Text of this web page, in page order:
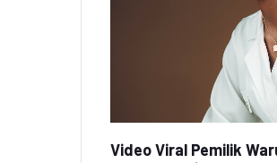
Video Viral Pemilik